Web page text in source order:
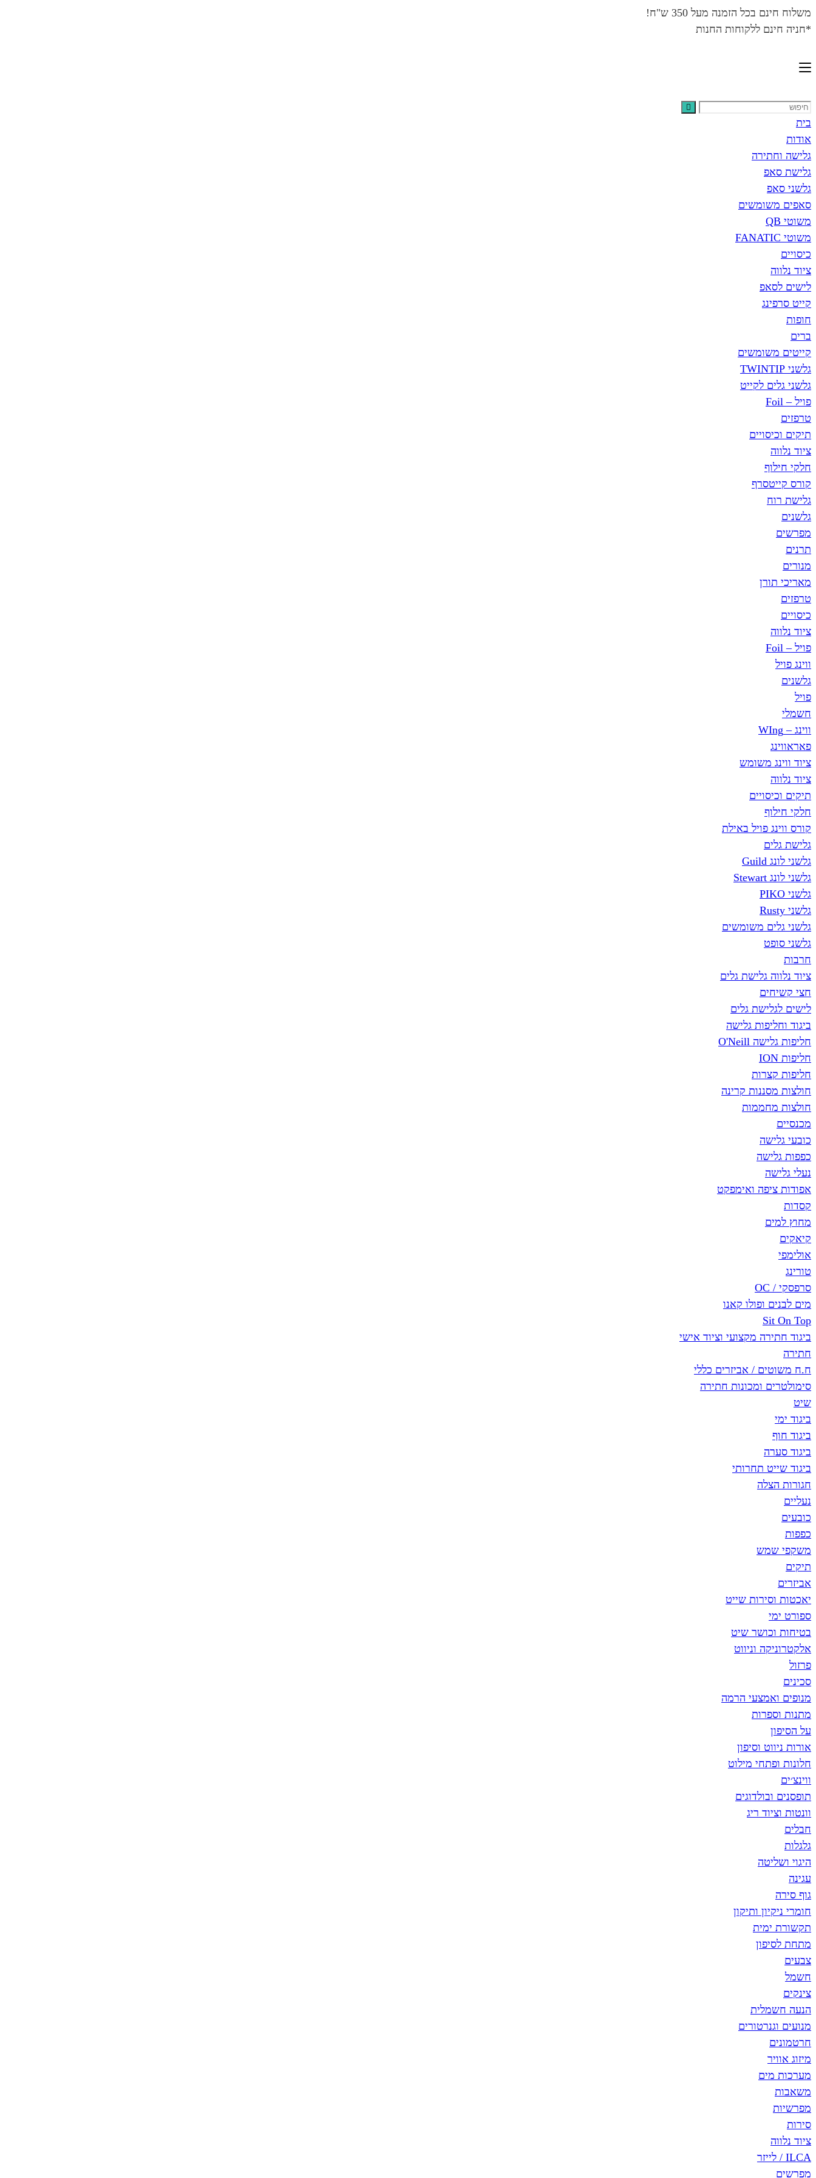
משלוח חינם בכל הזמנה מעל 350 ש"ח!
*חניה חינם ללקוחות החנות
בית
אודות
גלישה וחתירה
גלישת סאפ
גלשני סאפ
סאפים משומשים
משוטי QB
משוטי FANATIC
כיסויים
ציוד נלווה
לישים לסאפ
קייט סרפינג
חופות
ברים
קייטים משומשים
גלשני TWINTIP
גלשני גלים לקייט
פויל – Foil
טרפזים
תיקים וכיסויים
ציוד נלווה
חלקי חילוף
קורס קייטסרף
גלישת רוח
גלשנים
מפרשים
תרנים
מנורים
מאריכי תורן
טרפזים
כיסויים
ציוד נלווה
פויל – Foil
ווינג פויל
גלשנים
פויל
חשמלי
ווינג – WIng
פאראווינג
ציוד ווינג משומש
ציוד נלווה
תיקים וכיסויים
חלקי חילוף
קורס ווינג פויל באילת
גלישת גלים
גלשני לונג Guild
גלשני לונג Stewart
גלשני PIKO
גלשני Rusty
גלשני גלים משומשים
גלשני סופט
חרבות
ציוד נלווה גלישת גלים
חצי קשיחים
לישים לגלישת גלים
ביגוד וחליפות גלישה
חליפות גלישה O'Neill
חליפות ION
חליפות קצרות
חולצות מסננות קרינה
חולצות מחממות
מכנסיים
כובעי גלישה
כפפות גלישה
נעלי גלישה
אפודות ציפה ואימפקט
קסדות
מחוץ למים
קיאקים
אולימפי
טורינג
סרפסקי / OC
מים לבנים ופולו קאנו
Sit On Top
ביגוד חתירה מקצועי וציוד אישי
חתירה
ח.ח משוטים / אביזרים כללי
סימולטרים ומכונות חתירה
שיט
ביגוד ימי
ביגוד חוף
ביגוד סערה
ביגוד שייט תחרותי
חגורות הצלה
נעליים
כובעים
כפפות
משקפי שמש
תיקים
אביזרים
יאכטות וסירות שייט
ספורט ימי
בטיחות וכושר שיט
אלקטרוניקה וניווט
פרזול
סכינים
מנופים ואמצעי הרמה
מתנות וספרות
על הסיפון
אורות ניווט וסיפון
חלונות ופתחי מילוט
ווינצ׳ים
תופסנים ובולדוגים
וונטות וציוד ריג
חבלים
גלגלות
היגוי ושליטה
עגינה
גוף סירה
חומרי ניקיון ותיקון
תקשורת ימית
מתחת לסיפון
צבעים
חשמל
צינקים
הנעה חשמלית
מנועים וגנרטורים
חרטמונים
מיזוג אוויר
מערכות מים
משאבות
מפרשיות
סירות
ציוד נלווה
ILCA / לייזר
מפרשים